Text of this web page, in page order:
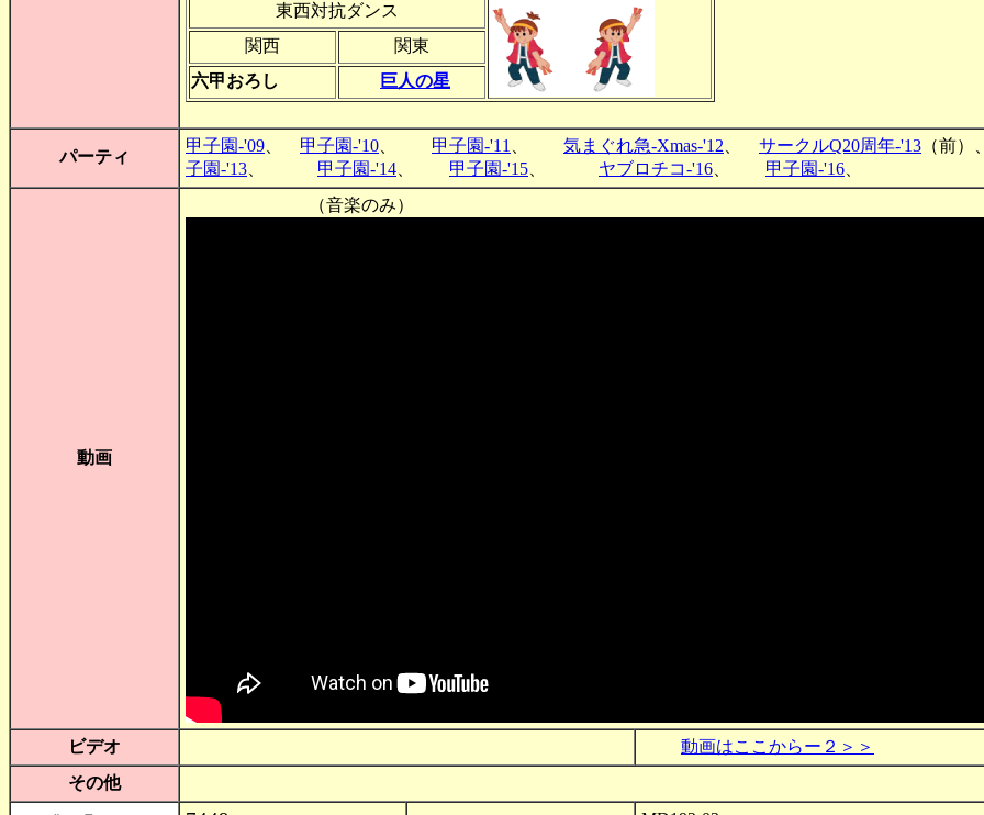
東西対抗ダンス
関西
関東
六甲おろし
巨人の星
パーティ
甲子園-'09 甲子園-'10 甲子園-'11 気まぐれ急-Xmas-'12 サークルQ20周年-'13 （前
子園-'13
甲子園-'14 甲子園-'15 ヤブロチコ-'16 甲子園-'16
動画
（音楽のみ）
ビデオ
動画はここからー２＞＞
その他